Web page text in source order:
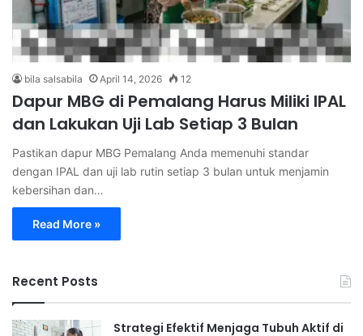
bila salsabila April 14, 2026 12
Dapur MBG di Pemalang Harus Miliki IPAL
dan Lakukan Uji Lab Setiap 3 Bulan
Pastikan dapur MBG Pemalang Anda memenuhi standar
dengan IPAL dan uji lab rutin setiap 3 bulan untuk menjamin
kebersihan dan…
Read More »
Recent Posts
Strategi Efektif Menjaga Tubuh Aktif di